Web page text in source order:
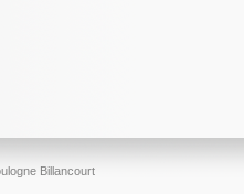
Billancourt